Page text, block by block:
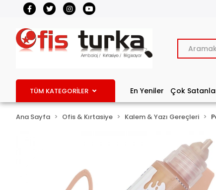
TÜM KATEGORİLER En Yeniler Çok
Ana Sayfa Ofis & Kırtasiye Kalem & Yazı Gereçleri